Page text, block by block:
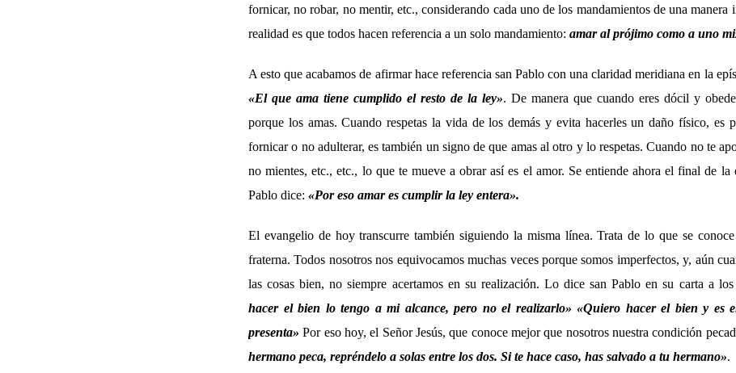
fornicar, no robar, no mentir, etc., considerando cada uno de los mandamientos de una manera
realidad es que todos hacen referencia a un solo mandamiento: amar al prójimo como a uno
A esto que acabamos de afirmar hace referencia san Pablo con una claridad meridiana en la
«El que ama tiene cumplido el resto de la ley». De manera que cuando eres dócil y
porque los amas. Cuando respetas la vida de los demás y evita hacerles un daño físico, es
fornicar o no adulterar, es también un signo de que amas al otro y lo respetas. Cuando no te
no mientes, etc., etc., lo que te mueve a obrar así es el amor. Se entiende ahora el final de la
Pablo dice: «Por eso amar es cumplir la ley entera».
El evangelio de hoy transcurre también siguiendo la misma línea. Trata de lo que se
fraterna. Todos nosotros nos equivocamos muchas veces porque somos imperfectos, y, aún
las cosas bien, no siempre acertamos en su realización. Lo dice san Pablo en su carta a los
hacer el bien lo tengo a mi alcance, pero no el realizarlo» «Quiero hacer el bien y es
presenta»Por eso hoy, el Señor Jesús, que conoce mejor que nosotros nuestra condición
hermano peca, repréndelo a solas entre los dos. Si te hace caso, has salvado a tu hermano».